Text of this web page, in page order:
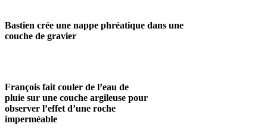
Bastien crée une nappe phréatique dans une
couche de gravier
François fait couler de l’eau de
pluie sur une couche argileuse pour
observer l’effet d’une roche
imperméable